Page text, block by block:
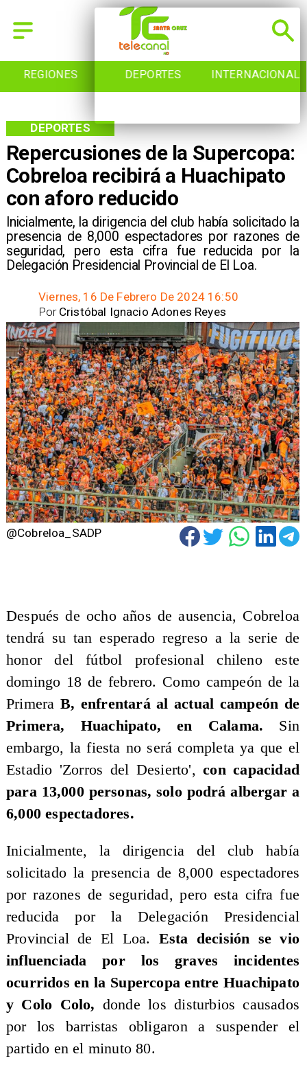
REGIONES DEPORTES INTERNACIONAL
Repercusiones de la Supercopa:
Cobreloa recibirá a Huachipato
con aforo reducido
​Inicialmente, la dirigencia del club había solicitado la
presencia de 8,000 espectadores por razones de
seguridad, pero esta cifra fue reducida por la
Delegación Presidencial Provincial de El Loa.
DEPORTES
Viernes, 16 De Febrero De 2024 16:50
Cristóbal Ignacio Adones Reyes
Por
@Cobreloa_SADP
​Después de ocho años de ausencia, Cobreloa
tendrá su tan esperado regreso a la serie de
honor del fútbol profesional chileno este
domingo 18 de febrero. Como campeón de la
Primera B, enfrentará al actual campeón de
Primera, Huachipato, en Calama. Sin
embargo, la fiesta no será completa ya que el
Estadio 'Zorros del Desierto',con capacidad
para 13,000 personas, solo podrá albergar a
6,000 espectadores.
Inicialmente, la dirigencia del club había
solicitado la presencia de 8,000 espectadores
por razones de seguridad, pero esta cifra fue
reducida por la Delegación Presidencial
Provincial de El Loa. Esta decisión se vio
influenciada por los graves incidentes
ocurridos en la Supercopa entre Huachipato
y Colo Colo, donde los disturbios causados
por los barristas obligaron a suspender el
partido en el minuto 80.